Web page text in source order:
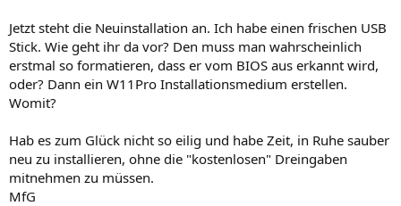
Jetzt steht die Neuinstallation an. Ich habe einen frischen USB
Stick. Wie geht ihr da vor? Den muss man wahrscheinlich
erstmal so formatieren, dass er vom BIOS aus erkannt wird,
oder? Dann ein W11Pro Installationsmedium erstellen.
Womit?
Hab es zum Glück nicht so eilig und habe Zeit, in Ruhe sauber
neu zu installieren, ohne die "kostenlosen" Dreingaben
mitnehmen zu müssen.
MfG